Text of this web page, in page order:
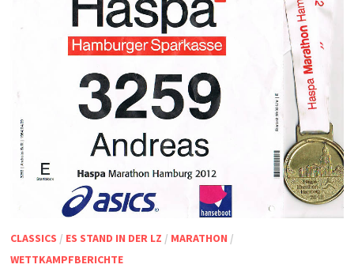
CLASSICS / ES STAND IN DER LZ / MARATHON /
WETTKAMPFBERICHTE